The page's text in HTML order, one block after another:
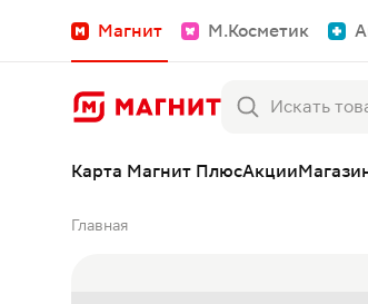
Магнит М.Косметик
Карта Магнит ПлюсАкции
Главная